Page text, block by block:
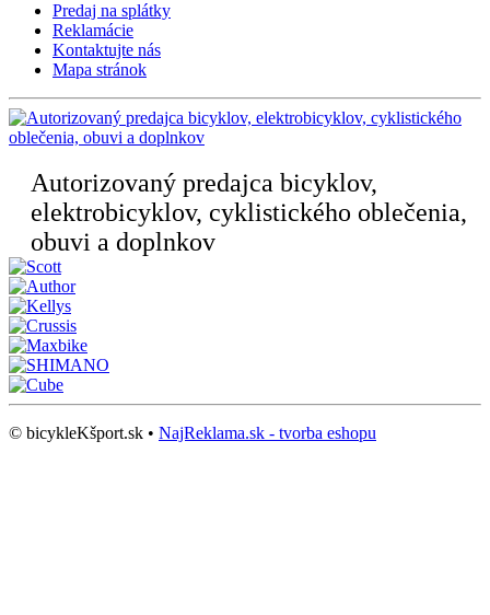
Predaj na splátky
Reklamácie
Kontaktujte nás
Mapa stránok
Autorizovaný predajca bicyklov,
elektrobicyklov, cyklistického oblečenia,
obuvi a doplnkov
© bicykleKšport.sk • NajReklama.sk - tvorba eshopu